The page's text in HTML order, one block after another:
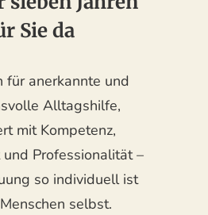
Sie da
für anerkannte und
Alltagshilfe,
mit Kompetenz,
Professionalität –
so individuell ist
selbst.